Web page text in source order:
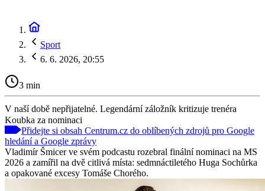
Sport
6. 6. 2026, 20:55
3 min
V naší době nepřijatelné. Legendární záložník kritizuje trenéra
Koubka za nominaci
Přidejte si obsah Centrum.cz do oblíbených zdrojů pro Google
hledání a Google zprávy
Vladimír Šmicer ve svém podcastu rozebral finální nominaci na MS
2026 a zamířil na dvě citlivá místa: sedmnáctiletého Huga Sochůrka
a opakované excesy Tomáše Chorého.